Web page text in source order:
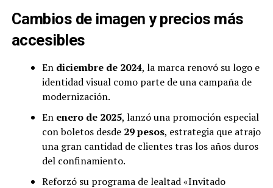
Cambios de imagen y precios más
accesibles
En diciembre de 2024, la marca renovó su logo e
identidad visual como parte de una campaña de
modernización.
En enero de 2025, lanzó una promoción especial
con boletos desde 29 pesos, estrategia que atrajo
una gran cantidad de clientes tras los años duros
del confinamiento.
Reforzó su programa de lealtad «Invitado